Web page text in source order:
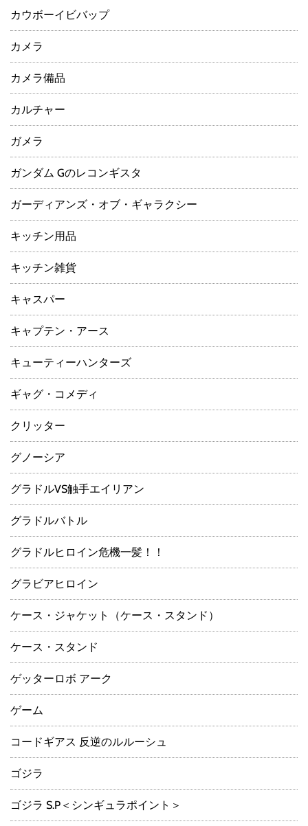
カウボーイビバップ
カメラ
カメラ備品
カルチャー
ガメラ
ガンダム Gのレコンギスタ
ガーディアンズ・オブ・ギャラクシー
キッチン用品
キッチン雑貨
キャスパー
キャプテン・アース
キューティーハンターズ
ギャグ・コメディ
クリッター
グノーシア
グラドルVS触手エイリアン
グラドルバトル
グラドルヒロイン危機一髪！！
グラビアヒロイン
ケース・ジャケット（ケース・スタンド）
ケース・スタンド
ゲッターロボ アーク
ゲーム
コードギアス 反逆のルルーシュ
ゴジラ
ゴジラ S.P＜シンギュラポイント＞